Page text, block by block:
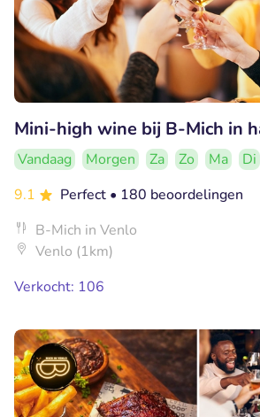
Mini-high wine bij B-Mich in
Vandaag Morgen Za Zo Ma Di
9.1
Perfect • 180 beoordelingen
B-Mich in Venlo
Venlo (1km)
Verkocht: 106